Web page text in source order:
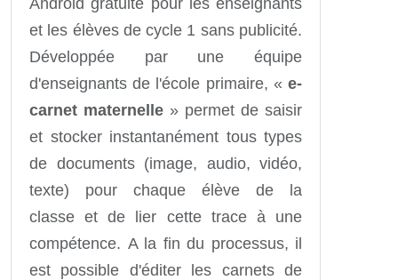
et les élèves de cycle 1 sans publicité.
Développée par une équipe
d'enseignants de l'école primaire, « e-
carnet maternelle » permet de saisir
et stocker instantanément tous types
de documents (image, audio, vidéo,
texte) pour chaque élève de la
classe et de lier cette trace à une
compétence. A la fin du processus, il
est possible d'éditer les carnets de